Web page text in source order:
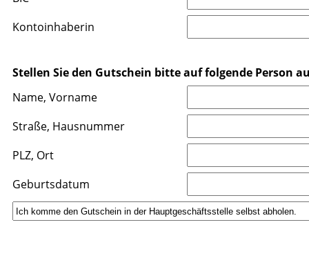
Kontoinhaberin
Stellen Sie den Gutschein bitte auf folgende Person
Name, Vorname
Straße, Hausnummer
PLZ, Ort
Geburtsdatum